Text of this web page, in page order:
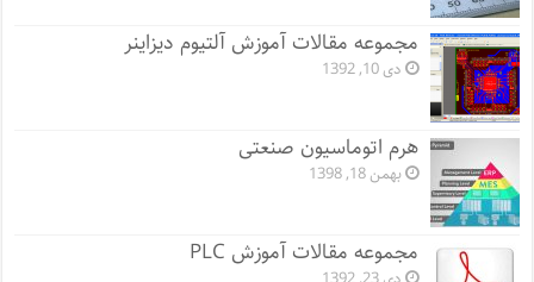
مجموعه مقالات آموزش آلتیوم دیزاینر
دی 10, 1392
هرم اتوماسیون صنعتی
بهمن 18, 1398
مجموعه مقالات آموزش PLC